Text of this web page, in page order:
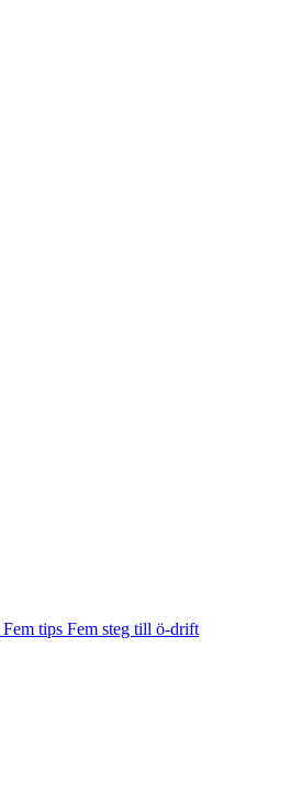
Fem tips Fem steg till ö-drift